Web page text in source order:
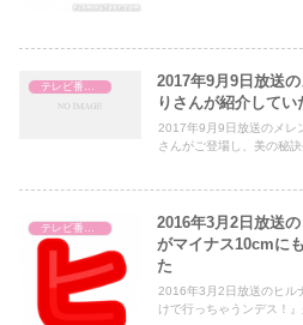
テレビ番組レビュー
2017年9月9日放送
りさんが紹介してい
2017年9月9日放送のメレ
さんがご登場し、美の秘訣
2016年3月2日放送
がマイナス10cmに
た
2016年3月2日放送のヒル
けで行っちゃうンデス！』